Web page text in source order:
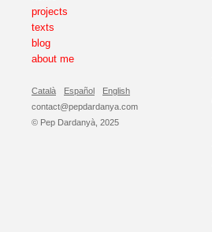
projects
texts
blog
about me
Català Español
English
contact@pepdardanya.com
© Pep Dardanyà, 2025